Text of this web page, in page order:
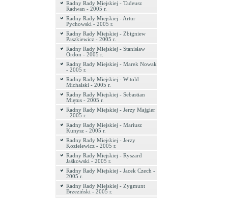
Radny Rady Miejskiej - Tadeusz
Radwan - 2005 r.
Radny Rady Miejskiej - Artur
Pychowski - 2005 r.
Radny Rady Miejskiej - Zbigniew
Paszkiewicz - 2005 r.
Radny Rady Miejskiej - Stanisław
Ordon - 2005 r.
Radny Rady Miejskiej - Marek Nowak
- 2005 r.
Radny Rady Miejskiej - Witold
Michalski - 2005 r.
Radny Rady Miejskiej - Sebastian
Miętus - 2005 r.
Radny Rady Miejskiej - Jerzy Majgier
- 2005 r.
Radny Rady Miejskiej - Mariusz
Kunysz - 2005 r.
Radny Rady Miejskiej - Jerzy
Kozielewicz - 2005 r.
Radny Rady Miejskiej - Ryszard
Jaśkowski - 2005 r.
Radny Rady Miejskiej - Jacek Czech -
2005 r.
Radny Rady Miejskiej - Zygmunt
Brzeziński - 2005 r.